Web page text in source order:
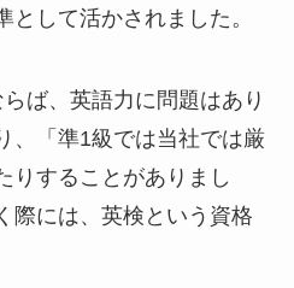
として活かされました。
ば、英語力に問題はあり
、「準1級では当社では厳
りすることがありまし
際には、英検という資格